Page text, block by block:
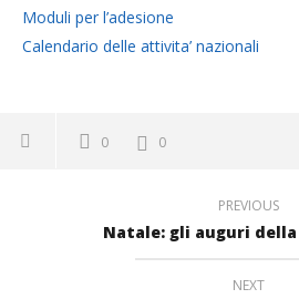
Moduli per l’adesione
Calendario delle attivita’ nazionali
0 0
PREVIOUS
Natale: gli auguri della
NEXT